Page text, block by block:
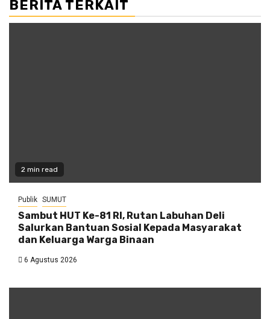
BERITA TERKAIT
2 min read
Publik SUMUT
Sambut HUT Ke-81 RI, Rutan Labuhan Deli
Salurkan Bantuan Sosial Kepada Masyarakat
dan Keluarga Warga Binaan
6 Agustus 2026